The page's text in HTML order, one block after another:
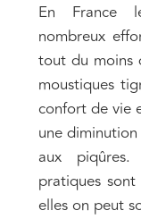
En France
nombreux
tout du moins
moustiques
confort de vie
une
aux piqûres.
pratiques
elles on peut